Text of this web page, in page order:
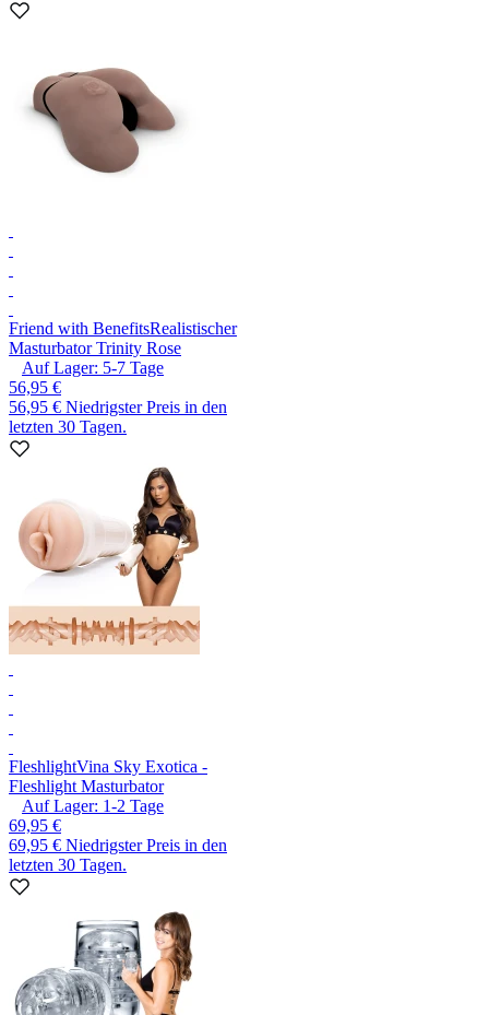
Friend with BenefitsRealistischer
Masturbator Trinity Rose
Auf Lager: 5-7 Tage
56,95 €
56,95 € Niedrigster Preis in den
letzten 30 Tagen.
FleshlightVina Sky Exotica -
Fleshlight Masturbator
Auf Lager: 1-2 Tage
69,95 €
69,95 € Niedrigster Preis in den
letzten 30 Tagen.